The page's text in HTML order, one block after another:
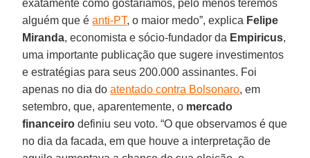
exatamente como gostaríamos, pelo menos teremos
alguém que éanti-PT, o maior medo”, explica Felipe
Miranda, economista e sócio-fundador da Empiricus,
uma importante publicação que sugere investimentos
e estratégias para seus 200.000 assinantes. Foi
apenas no dia doatentado contra Bolsonaro, em
setembro, que, aparentemente, o mercado
financeiro definiu seu voto. “O que observamos é que
no dia da facada, em que houve a interpretação de